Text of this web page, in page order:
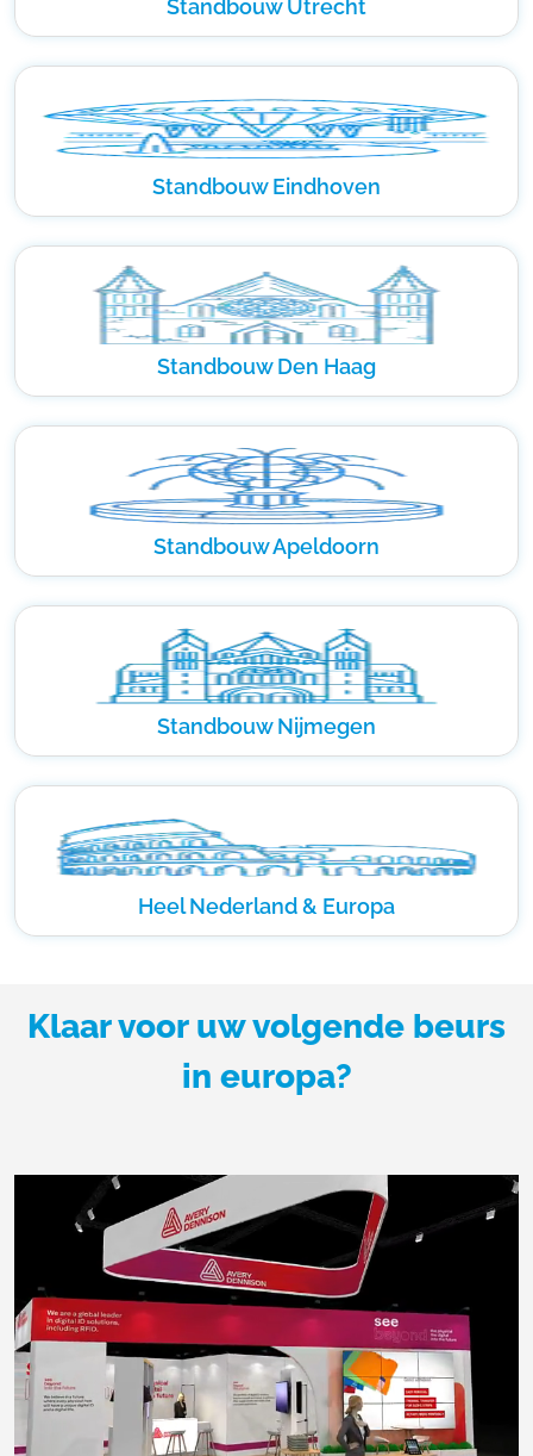
Standbouw Utrecht
Standbouw Eindhoven
Standbouw Den Haag
Standbouw Apeldoorn
Standbouw Nijmegen
Heel Nederland & Europa
Klaar voor uw volgende beurs
in europa?